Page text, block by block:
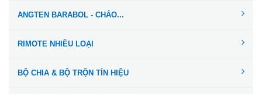
ANGTEN BARABOL - CHẢO...
RIMOTE NHIỀU LOẠI
BỘ CHIA & BỘ TRỘN TÍN HIỆU